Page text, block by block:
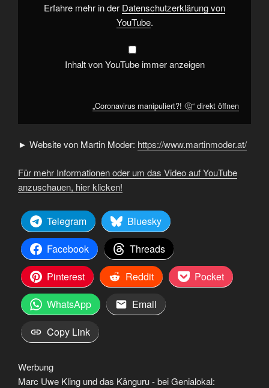
Erfahre mehr in der Datenschutzerklärung von
YouTube.
Inhalt von YouTube immer anzeigen
„Coronavirus manipuliert?! 🤔“ direkt öffnen
► Website von Martin Moder: https://www.martinmoder.at/
Für mehr Informationen oder um das Video auf YouTube
anzuschauen, hier klicken!
Telegram
Bluesky
Facebook
Threads
Pinterest
Reddit
Pocket
WhatsApp
Email
Copy Link
Werbung
Marc Uwe Kling und das Känguru - bei Genialokal: